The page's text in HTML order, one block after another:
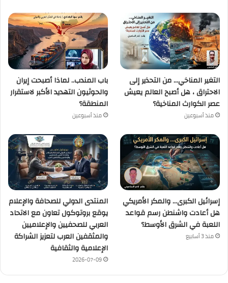
التغير المناخي… من التحذير إلى
الاحتراق ، هل أصبح العالم يعيش
عصر الكوارث المناخية؟
منذ أسبوعين
باب المندب.. لماذا أصبحت إيران
والحوثيون التهديد الأكبر لاستقرار
المنطقة؟
منذ أسبوعين
إسرائيل الكبرى… والمكر الأمريكي
هل أعادت واشنطن رسم قواعد
اللعبة في الشرق الأوسط؟
منذ 3 أسابيع
المنتدى الدولي للصحافة والإعلام
يوقع بروتوكول تعاون مع الاتحاد
العربي للصحفيين والإعلاميين
والمثقفين العرب لتعزيز الشراكة
الإعلامية والثقافية
2026-07-09